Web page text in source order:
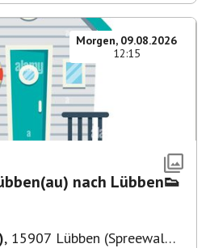
Morgen, 09.08.2026
12:15
nach Lübben👟
, 15907 Lübben (Spreewald),